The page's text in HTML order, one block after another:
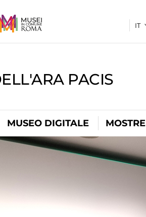
PACIS
MUSEO DIGITALE MOSTRE